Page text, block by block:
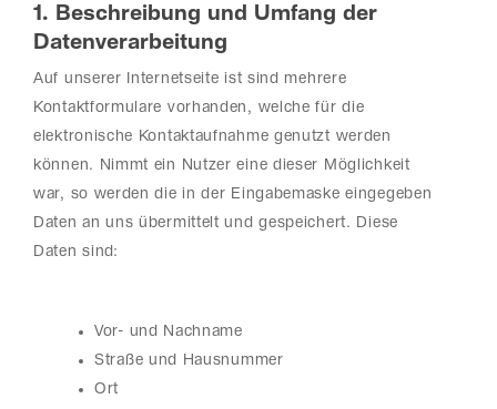
1. Beschreibung und Umfang der
Datenverarbeitung
Auf unserer Internetseite ist sind mehrere
Kontaktformulare vorhanden, welche für die
elektronische Kontaktaufnahme genutzt werden
können. Nimmt ein Nutzer eine dieser Möglichkeit
war, so werden die in der Eingabemaske eingegeben
Daten an uns übermittelt und gespeichert. Diese
Daten sind:
Vor- und Nachname
Straße und Hausnummer
Ort